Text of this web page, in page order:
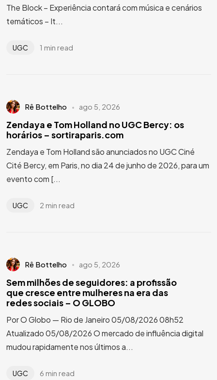
The Block – Experiência contará com música e cenários
temáticos – It...
UGC 1 min read
Rê Bottelho ago 5, 2026
Zendaya e Tom Holland no UGC Bercy: os
horários – sortiraparis.com
Zendaya e Tom Holland são anunciados no UGC Ciné
Cité Bercy, em Paris, no dia 24 de junho de 2026, para um
evento com [...
UGC 2 min read
Rê Bottelho ago 5, 2026
Sem milhões de seguidores: a profissão
que cresce entre mulheres na era das
redes sociais – O GLOBO
Por O Globo — Rio de Janeiro 05/08/2026 08h52
Atualizado 05/08/2026 O mercado de influência digital
mudou rapidamente nos últimos a...
UGC 6 min read